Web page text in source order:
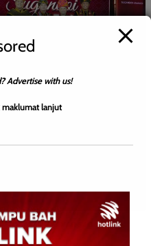
WILAYAH SABAH
Advertise with us!
lanjut